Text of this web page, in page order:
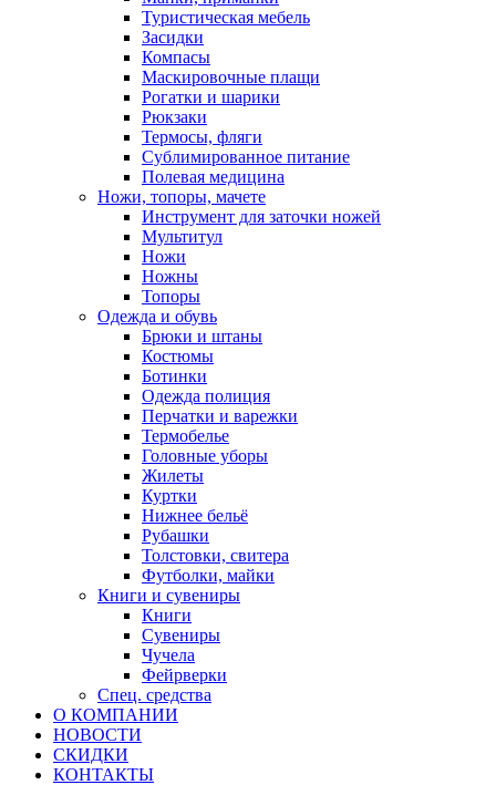
Туристическая мебель
Засидки
Компасы
Маскировочные плащи
Рогатки и шарики
Рюкзаки
Термосы, фляги
Сублимированное питание
Полевая медицина
Ножи, топоры, мачете
Инструмент для заточки ножей
Мультитул
Ножи
Ножны
Топоры
Одежда и обувь
Брюки и штаны
Костюмы
Ботинки
Одежда полиция
Перчатки и варежки
Термобелье
Головные уборы
Жилеты
Куртки
Нижнее бельё
Рубашки
Толстовки, свитера
Футболки, майки
Книги и сувениры
Книги
Сувениры
Чучела
Фейрверки
Спец. средства
О КОМПАНИИ
НОВОСТИ
СКИДКИ
КОНТАКТЫ